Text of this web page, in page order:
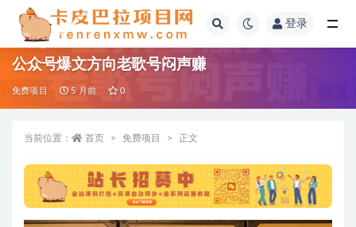
登录
公众号爆文方向老歌号闷声赚
免费项目 5 月前 0
当前位置： 首页 免费项目 正文
全部